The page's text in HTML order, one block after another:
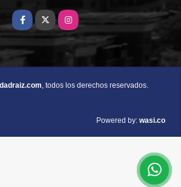
Facebook
X Instagram
, todos los derechos reservados.
Powered by: wasi.co